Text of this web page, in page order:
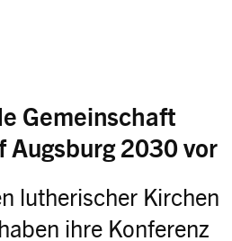
Gemeinschaft
2030 vor
lutherischer Kirchen
ihre Konferenz